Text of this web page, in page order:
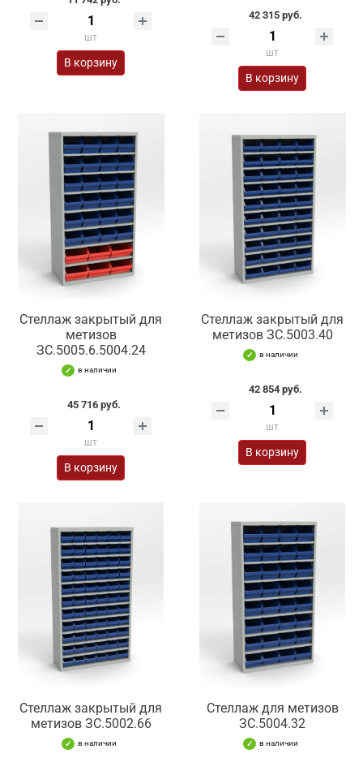
шт
В корзину
42 315 руб.
шт
В корзину
Стеллаж закрытый для
метизов
ЗС.5005.6.5004.24
в наличии
45 716 руб.
шт
В корзину
Стеллаж закрытый для
метизов ЗС.5003.40
в наличии
42 854 руб.
шт
В корзину
Стеллаж закрытый для
метизов ЗС.5002.66
в наличии
Стеллаж для метизов
ЗС.5004.32
в наличии